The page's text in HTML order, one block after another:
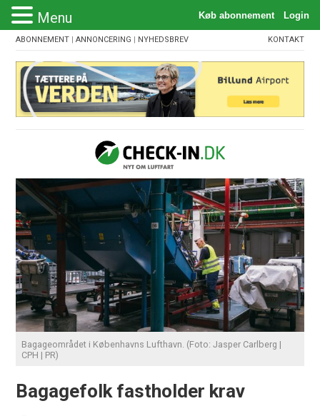
ABONNEMENT |ANNONCERING | NYHEDSBREV KONTAKT
Bagageområdet i Københavns Lufthavn. (Foto: Jasper Carlberg |
CPH | PR)
Bagagefolk fastholder krav
Menu